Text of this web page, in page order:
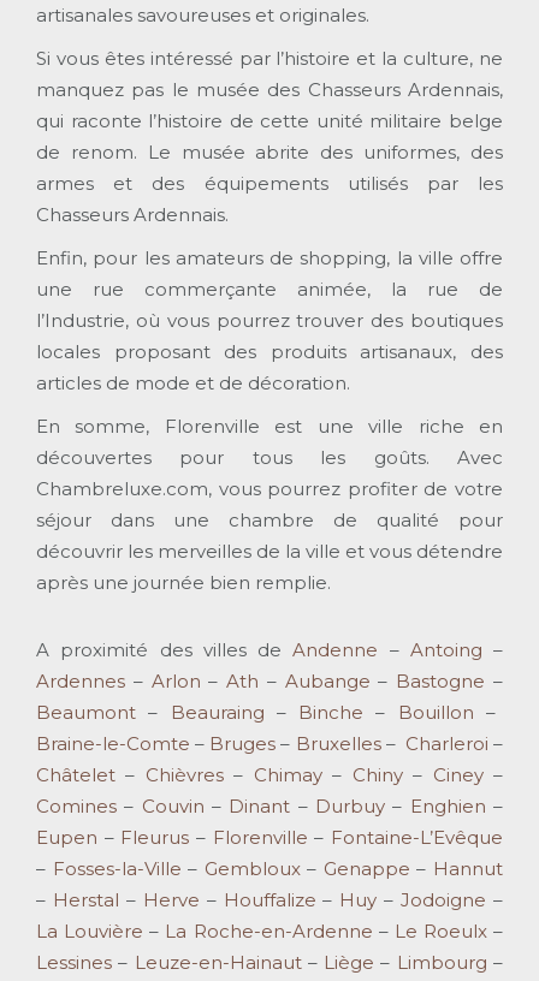
artisanales savoureuses et originales.
Si vous êtes intéressé par l’histoire et la culture, ne
manquez pas le musée des Chasseurs Ardennais,
qui raconte l’histoire de cette unité militaire belge
de renom. Le musée abrite des uniformes, des
armes et des équipements utilisés par les
Chasseurs Ardennais.
Enfin, pour les amateurs de shopping, la ville offre
une rue commerçante animée, la rue de
l’Industrie, où vous pourrez trouver des boutiques
locales proposant des produits artisanaux, des
articles de mode et de décoration.
En somme, Florenville est une ville riche en
découvertes pour tous les goûts. Avec
Chambreluxe.com, vous pourrez profiter de votre
séjour dans une chambre de qualité pour
découvrir les merveilles de la ville et vous détendre
après une journée bien remplie.
A proximité des villes deAndenne – Antoing –
Ardennes – Arlon –Ath – Aubange – Bastogne –
Beaumont – Beauraing – Binche – Bouillon –
Braine-le-Comte – Bruges – Bruxelles– Charleroi –
Châtelet – Chièvres– Chimay– Chiny– Ciney–
Comines – Couvin – Dinant – Durbuy – Enghien –
Eupen – Fleurus – Florenville – Fontaine-L’Evêque
– Fosses-la-Ville – Gembloux– Genappe – Hannut
– Herstal – Herve – Houffalize – Huy –Jodoigne –
La Louvière – La Roche-en-Ardenne – Le Roeulx–
Lessines – Leuze-en-Hainaut– Liège – Limbourg –